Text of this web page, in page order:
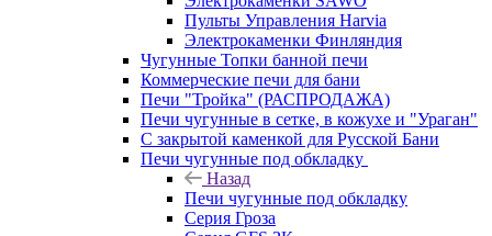
Пульты Управления Harvia
Электрокаменки Финляндия
Чугунные Топки банной печи
Коммерческие печи для бани
Печи "Тройка" (РАСПРОДАЖА)
Печи чугунные в сетке, в кожухе и "Ураган"
С закрытой каменкой для Русской Бани
Печи чугунные под обкладку
Назад
Печи чугунные под обкладку
Серия Гроза